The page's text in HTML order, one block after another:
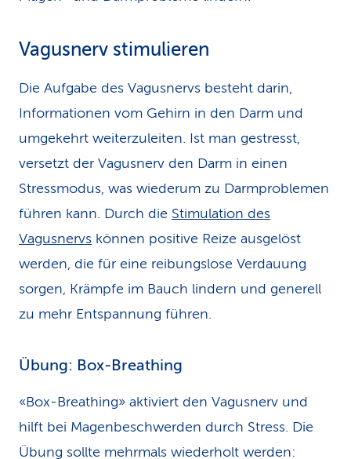
Vagusnerv stimulieren
Die Aufgabe des Vagusnervs besteht darin,
Informationen vom Gehirn in den Darm und
umgekehrt weiterzuleiten. Ist man gestresst,
versetzt der Vagusnerv den Darm in einen
Stressmodus, was wiederum zu Darmproblemen
führen kann. Durch die Stimulation des
Vagusnervs können positive Reize ausgelöst
werden, die für eine reibungslose Verdauung
sorgen, Krämpfe im Bauch lindern und generell
zu mehr Entspannung führen.
Übung: Box-Breathing
«Box-Breathing» aktiviert den Vagusnerv und
hilft bei Magenbeschwerden durch Stress. Die
Übung sollte mehrmals wiederholt werden: